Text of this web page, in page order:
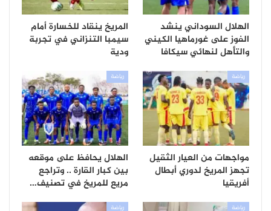
الهلال السوداني ينشد
الفوز على غورماهيا الكيني
والتأهل لنهائي سيكافا
المريخ ينقاد للخسارة أمام
سيمبا التنزاني في تجربة
ودية
رياضة
مواجهات من العيار الثقيل
تجهز المريخ لدوري أبطال
أفريقيا
رياضة
الهلال يحافظ على موقعه
بين كبار القارة .. وتراجع
مريع للمريخ في تصنيف…
رياضة رياضة